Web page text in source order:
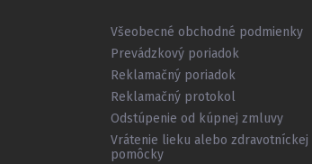
Všeobecné obchodné podmienky
Prevádzkový poriadok
Reklamačný poriadok
Reklamačný protokol
Odstúpenie od kúpnej zmluvy
Vrátenie lieku alebo zdravotníckej
pomôcky